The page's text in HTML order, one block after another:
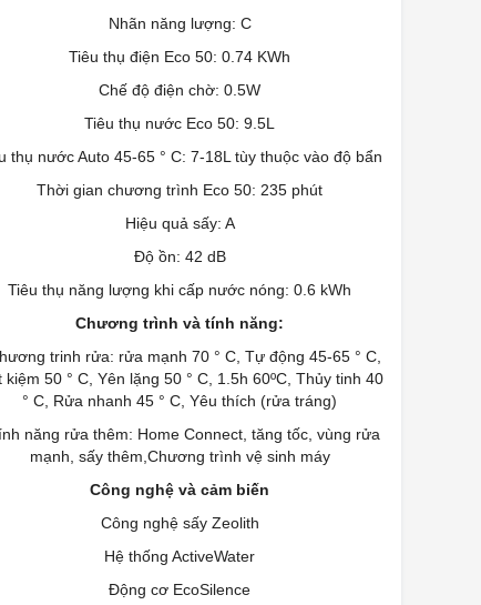
Nhãn năng lượng: C
Tiêu thụ điện Eco 50: 0.74 KWh
Chế độ điện chờ: 0.5W
Tiêu thụ nước Eco 50: 9.5L
thụ nước Auto 45-65 ° C: 7-18L tùy thuộc vào độ bẩn
Thời gian chương trình Eco 50: 235 phút
Hiệu quả sấy: A
Độ ồn: 42 dB
Tiêu thụ năng lượng khi cấp nước nóng: 0.6 kWh
Chương trình và tính năng:
trinh rửa: rửa mạnh 70 ° C, Tự động 45-65 ° C,
kiệm 50 ° C, Yên lặng 50 ° C, 1.5h 60ºC, Thủy tinh 40
° C, Rửa nhanh 45 ° C, Yêu thích (rửa tráng)
năng rửa thêm: Home Connect, tăng tốc, vùng rửa
mạnh, sấy thêm,Chương trình vệ sinh máy
Công nghệ và cảm biến
Công nghệ sấy Zeolith
Hệ thống ActiveWater
Động cơ EcoSilence